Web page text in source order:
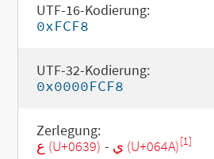
UTF-16-Kodierung:
0xFCF8
UTF-32-Kodierung:
0x0000FCF8
Zerlegung:
ع (U+0639) - ي (U+064A)[1]